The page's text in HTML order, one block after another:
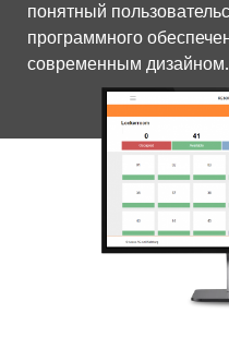
понятный
программного
современным дизайном.